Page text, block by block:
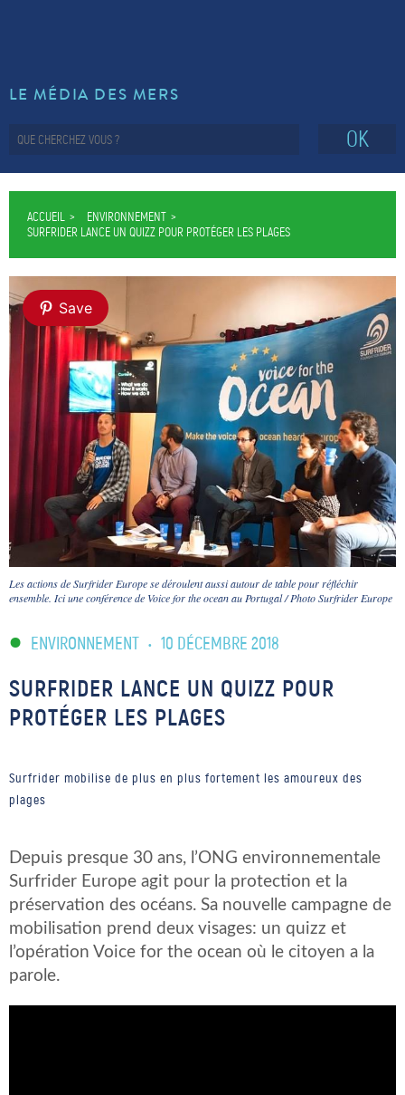
LE MÉDIA DES MERS
OK
ACCUEIL
ENVIRONNEMENT
SURFRIDER LANCE UN QUIZZ POUR PROTÉGER LES PLAGES
Save
Les actions de Surfrider Europe se déroulent aussi autour de table pour réfléchir
ensemble. Ici une conférence de Voice for the ocean au Portugal / Photo Surfrider Europe
ENVIRONNEMENT • 10 DÉCEMBRE 2018
SURFRIDER LANCE UN QUIZZ POUR
PROTÉGER LES PLAGES
Surfrider mobilise de plus en plus fortement les amoureux des
plages
Depuis presque 30 ans, l’ONG environnementale
Surfrider Europe agit pour la protection et la
préservation des océans. Sa nouvelle campagne de
mobilisation prend deux visages: un quizz et
l’opération Voice for the ocean où le citoyen a la
parole.